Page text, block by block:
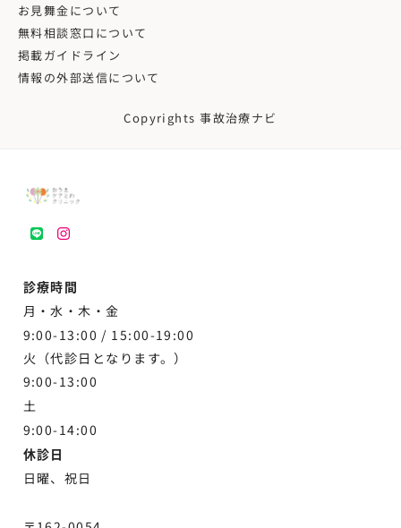
お見舞金について
無料相談窓口について
掲載ガイドライン
情報の外部送信について
Copyrights 事故治療ナビ
LINEinstagram
診療時間
月・水・木・金
9:00-13:00 / 15:00-19:00
火（代診日となります。）
9:00-13:00
土
9:00-14:00
休診日
日曜、祝日